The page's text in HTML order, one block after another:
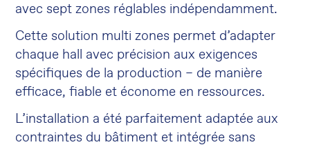
avec sept zones réglables indépendamment.
Cette solution multi zones permet d’adapter
chaque hall avec précision aux exigences
spécifiques de la production – de manière
efficace, fiable et économe en ressources.
L’installation a été parfaitement adaptée aux
contraintes du bâtiment et intégrée sans